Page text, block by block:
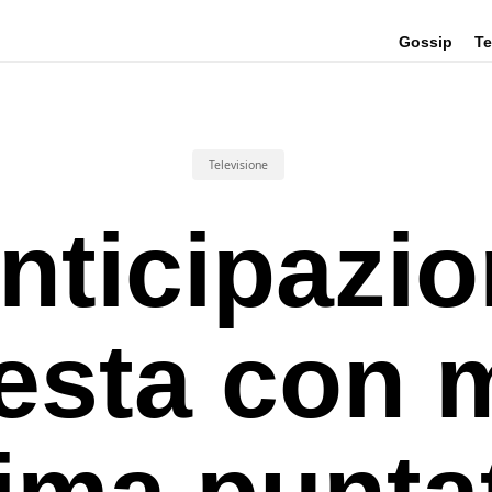
Gossip
Televisione
con